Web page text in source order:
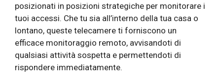
posizionati in posizioni strategiche per monitorare i
tuoi accessi. Che tu sia all’interno della tua casa o
lontano, queste telecamere ti forniscono un
efficace monitoraggio remoto, avvisandoti di
qualsiasi attività sospetta e permettendoti di
rispondere immediatamente.